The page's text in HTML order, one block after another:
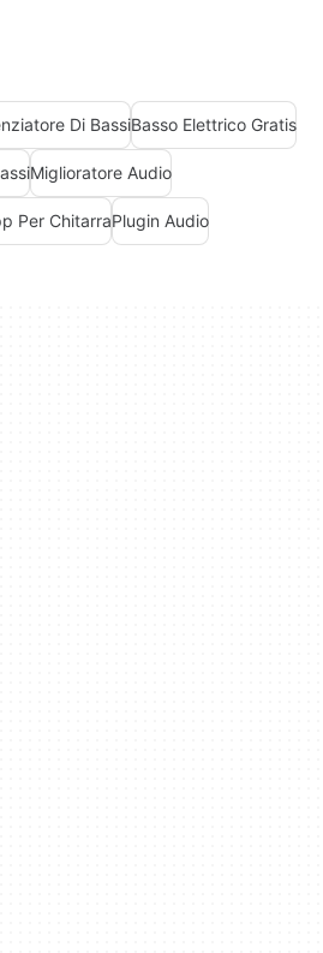
Di BassiBasso Elettrico Gratis
Miglioratore Audio
Per ChitarraPlugin Audio